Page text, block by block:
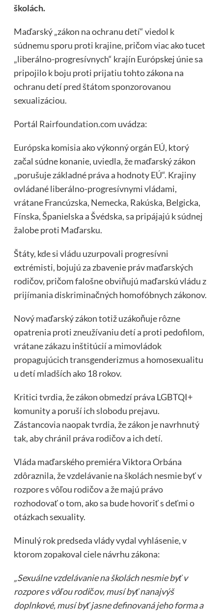
školách.
Maďarský „zákon na ochranu detí“ viedol k
súdnemu sporu proti krajine, pričom viac ako tucet
„liberálno-progresívnych“ krajín Európskej únie sa
pripojilo k boju proti prijatiu tohto zákona na
ochranu detí pred štátom sponzorovanou
sexualizáciou.
Portál Rairfoundation.com uvádza:
Európska komisia ako výkonný orgán EÚ, ktorý
začal súdne konanie, uviedla, že maďarský zákon
„porušuje základné práva a hodnoty EÚ“. Krajiny
ovládané liberálno-progresívnymi vládami,
vrátane Francúzska, Nemecka, Rakúska, Belgicka,
Fínska, Španielska a Švédska, sa pripájajú k súdnej
žalobe proti Maďarsku.
Štáty, kde si vládu uzurpovali progresívni
extrémisti, bojujú za zbavenie práv maďarských
rodičov, pričom falošne obviňujú maďarskú vládu z
prijímania diskriminačných homofóbnych zákonov.
Nový maďarský zákon totiž uzákoňuje rôzne
opatrenia proti zneužívaniu detí a proti pedofilom,
vrátane zákazu inštitúcií a mimovládok
propagujúcich transgenderizmus a homosexualitu
u detí mladších ako 18 rokov.
Kritici tvrdia, že zákon obmedzí práva LGBTQI+
komunity a poruší ich slobodu prejavu.
Zástancovia naopak tvrdia, že zákon je navrhnutý
tak, aby chránil práva rodičov a ich detí.
Vláda maďarského premiéra Viktora Orbána
zdôraznila, že vzdelávanie na školách nesmie byť v
rozpore s vôľou rodičov a že majú právo
rozhodovať o tom, ako sa bude hovoriť s deťmi o
otázkach sexuality.
Minulý rok predseda vlády vydal vyhlásenie, v
ktorom zopakoval ciele návrhu zákona:
„Sexuálne vzdelávanie na školách nesmie byť v
rozpore s vôľou rodičov, musí byť nanajvýš
doplnkové, musí byť jasne definovaná jeho forma a